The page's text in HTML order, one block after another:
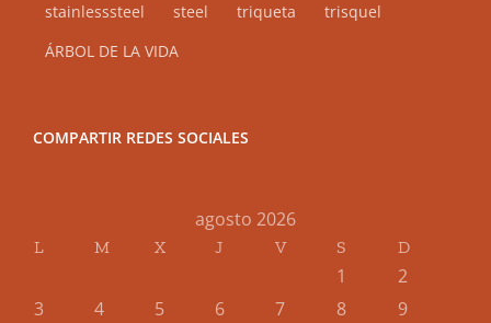
stainlesssteel
steel triqueta
trisquel
ÁRBOL DE LA VIDA
COMPARTIR REDES SOCIALES
agosto 2026
L M X J V S D
1
2
3
4 5 6 7 8
9